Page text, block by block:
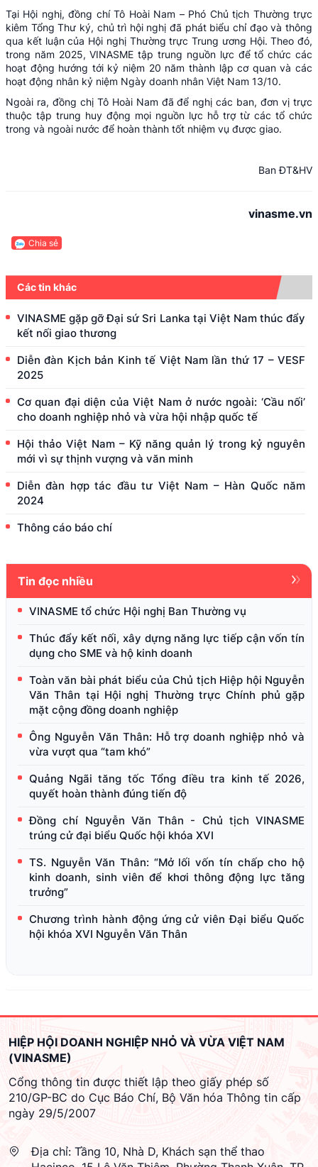
Tại Hội nghị, đồng chí Tô Hoài Nam – Phó Chủ tịch Thường trực
kiêm Tổng Thư ký, chủ trì hội nghị đã phát biểu chỉ đạo và thông
qua kết luận của Hội nghị Thường trực Trung ương Hội. Theo đó,
trong năm 2025, VINASME tập trung nguồn lực để tổ chức các
hoạt động hướng tới kỷ niệm 20 năm thành lập cơ quan và các
hoạt động nhân kỷ niệm Ngày doanh nhân Việt Nam 13/10.
Ngoài ra, đồng chị Tô Hoài Nam đã để nghị các ban, đơn vị trực
thuộc tập trung huy động mọi nguồn lực hỗ trợ từ các tổ chức
trong và ngoài nước để hoàn thành tốt nhiệm vụ được giao.
Ban ĐT&HV
vinasme.vn
Chia sẻ
Các tin khác
VINASME gặp gỡ Đại sứ Sri Lanka tại Việt Nam thúc đẩy
kết nối giao thương
Diễn đàn Kịch bản Kinh tế Việt Nam lần thứ 17 – VESF
2025
Cơ quan đại diện của Việt Nam ở nước ngoài: ‘Cầu nối’
cho doanh nghiệp nhỏ và vừa hội nhập quốc tế
Hội thảo Việt Nam – Kỹ năng quản lý trong kỷ nguyên
mới vì sự thịnh vượng và văn minh
Diễn đàn hợp tác đầu tư Việt Nam – Hàn Quốc năm
2024
Thông cáo báo chí
Tin đọc nhiều
VINASME tổ chức Hội nghị Ban Thường vụ
Thúc đẩy kết nối, xây dựng năng lực tiếp cận vốn tín
dụng cho SME và hộ kinh doanh
Toàn văn bài phát biểu của Chủ tịch Hiệp hội Nguyễn
Văn Thân tại Hội nghị Thường trực Chính phủ gặp
mặt cộng đồng doanh nghiệp
Ông Nguyễn Văn Thân: Hỗ trợ doanh nghiệp nhỏ và
vừa vượt qua “tam khó”
Quảng Ngãi tăng tốc Tổng điều tra kinh tế 2026,
quyết hoàn thành đúng tiến độ
Đồng chí Nguyễn Văn Thân - Chủ tịch VINASME
trúng cử đại biểu Quốc hội khóa XVI
TS. Nguyễn Văn Thân: “Mở lối vốn tín chấp cho hộ
kinh doanh, sinh viên để khơi thông động lực tăng
trưởng”
Chương trình hành động ứng cử viên Đại biểu Quốc
hội khóa XVI Nguyễn Văn Thân
HIỆP HỘI DOANH NGHIỆP NHỎ VÀ VỪA VIỆT NAM
(VINASME)
Cổng thông tin được thiết lập theo giấy phép số
210/GP-BC do Cục Báo Chí, Bộ Văn hóa Thông tin cấp
ngày 29/5/2007
Địa chỉ: Tầng 10, Nhà D, Khách sạn thể thao